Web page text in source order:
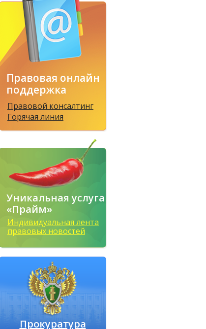
Правовая онлайн
поддержка
Правовой консалтинг
Горячая линия
Уникальная услуга
«Прайм»
Индивидуальная лента
правовых новостей
Прокуратура